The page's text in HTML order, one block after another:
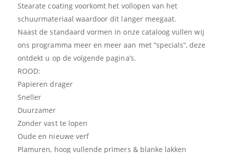
Stearate coating voorkomt het vollopen van het
schuurmateriaal waardoor dit langer meegaat.
Naast de standaard vormen in onze cataloog vullen wij
ons programma meer en meer aan met “specials”, deze
ontdekt u op de volgende pagina’s.
ROOD:
Papieren drager
Sneller
Duurzamer
Zonder vast te lopen
Oude en nieuwe verf
Plamuren, hoog vullende primers & blanke lakken